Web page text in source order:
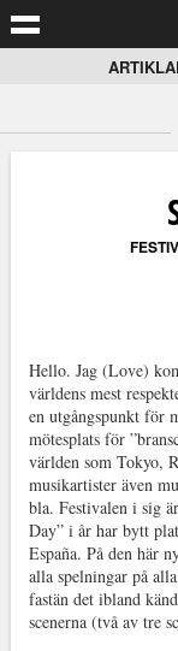
Hello. Jag (Love)
världens mest
en utgångspunkt för
mötesplats för
världen som Tokyo,
musikartister även
bla. Festivalen i sig
Day” i år har bytt
España. På den här
alla spelningar på
fastän det ibland
scenerna (två av tre